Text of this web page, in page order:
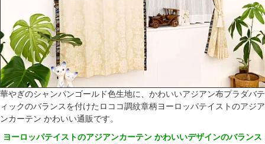
華やぎのシャンパンゴールド色生地に、かわいいアジアン布プラダバテ
ィックのバランスを付けたロココ調紋章柄ヨーロッパテイストのアジア
ンカーテン かわいい通販です。
ヨーロッパテイストのアジアンカーテン かわいいデザインのバランス